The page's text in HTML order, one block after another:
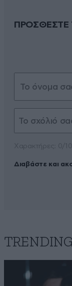
ΠΡΟΣΘΕΣΤΕ
Διαβάστε και